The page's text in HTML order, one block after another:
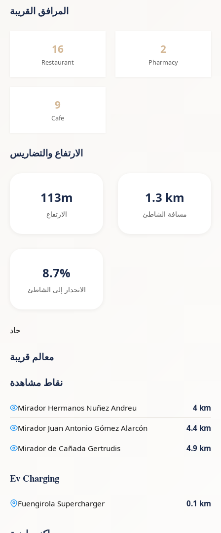
المرافق القريبة
16
Restaurant
2
Pharmacy
9
Cafe
الارتفاع والتضاريس
113m
الارتفاع
1.3 km
مسافة الشاطئ
8.7%
الانحدار إلى الشاطئ
حاد
معالم قريبة
نقاط مشاهدة
Mirador Hermanos Nuñez Andreu 4 km
Mirador Juan Antonio Gómez Alarcón 4.4 km
Mirador de Cañada Gertrudis 4.9 km
Ev Charging
Fuengirola Supercharger 0.1 km